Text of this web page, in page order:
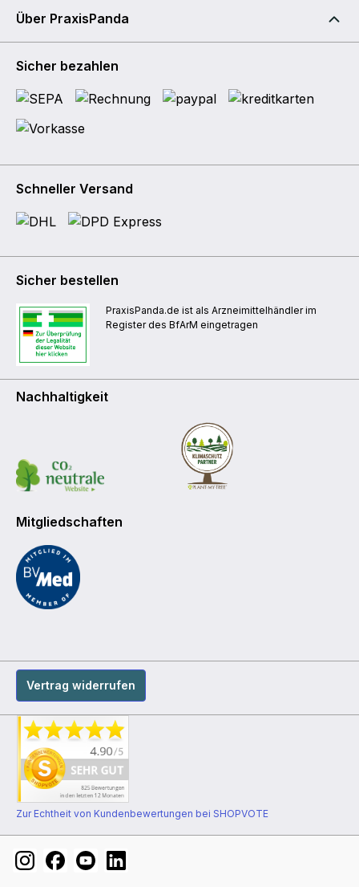
Über PraxisPanda
Sicher bezahlen
Schneller Versand
Sicher bestellen
PraxisPanda.de ist als Arzneimittelhändler im
Register des BfArM eingetragen
Nachhaltigkeit
Mitgliedschaften
Vertrag widerrufen
Zur Echtheit von Kundenbewertungen bei SHOPVOTE